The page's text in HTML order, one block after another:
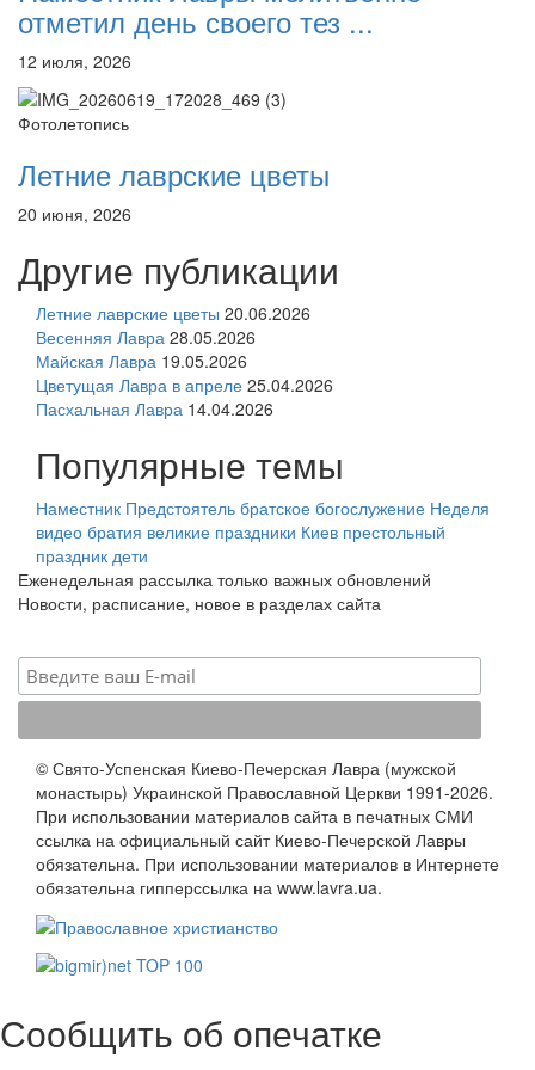
отметил день своего тез ...
12 июля, 2026
Фотолетопись
Летние лаврские цветы
20 июня, 2026
Другие публикации
Летние лаврские цветы 20.06.2026
Весенняя Лавра 28.05.2026
Майская Лавра 19.05.2026
Цветущая Лавра в апреле 25.04.2026
Пасхальная Лавра 14.04.2026
Популярные темы
Наместник Предстоятель братское богослужение Неделя
видео братия великие праздники Киев престольный
праздник дети
Еженедельная рассылка только важных обновлений
Новости, расписание, новое в разделах сайта
© Свято-Успенская Киево-Печерская Лавра (мужской
монастырь) Украинской Православной Церкви 1991-2026.
При использовании материалов сайта в печатных СМИ
ссылка на официальный сайт Киево-Печерской Лавры
обязательна. При использовании материалов в Интернете
обязательна гипперссылка на www.lavra.ua.
Сообщить об опечатке